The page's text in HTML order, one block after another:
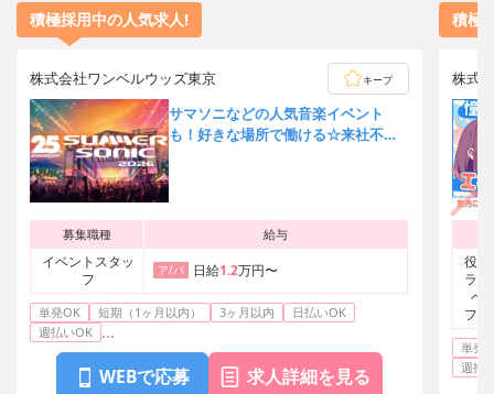
積極採用中の人気求人!
株式会社ワンベルウッズ東京 キープ
サマソニなどの人気音楽イベント
も！好きな場所で働ける☆来社不
要！働いたその日に給料もらえる日
払い♪
募集職種 給与
イベントスタッ
フ
ア/パ 日給1.2万円〜
単発OK 短期（1ヶ月以内） 3ヶ月以内
日払いOK
週払いOK ...
WEBで応募 求人詳細を見る
積極
株式
役者
ラ
ベ
フ
芸
単発
週払